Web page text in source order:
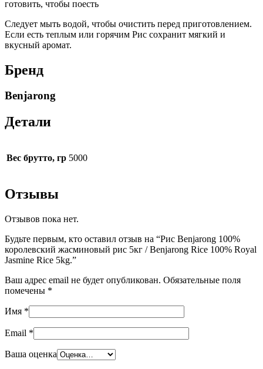
готовить, чтобы поесть
Следует мыть водой, чтобы очистить перед приготовлением.
Если есть теплым или горячим Рис сохранит мягкий и
вкусный аромат.
Бренд
Benjarong
Детали
Вес брутто, гр 5000
Отзывы
Отзывов пока нет.
Будьте первым, кто оставил отзыв на “Рис Benjarong 100%
королевский жасминовый рис 5кг / Benjarong Rice 100% Royal
Jasmine Rice 5kg.”
Ваш адрес email не будет опубликован. Обязательные поля
помечены *
Имя *
Email *
Ваша оценка